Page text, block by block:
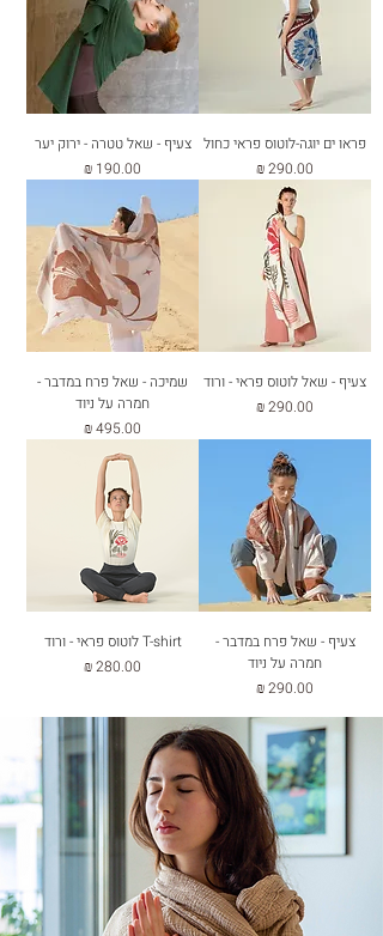
פראו ים יוגה-לוטוס פראי כחול
מחיר
צעיף - שאל טטרה - ירוק יער
מחיר
צעיף - שאל לוטוס פראי - ורוד
מחיר
שמיכה - שאל פרח במדבר -
חמרה על ניוד
מחיר
צעיף - שאל פרח במדבר -
חמרה על ניוד
מחיר
T-shirt לוטוס פראי - ורוד
מחיר